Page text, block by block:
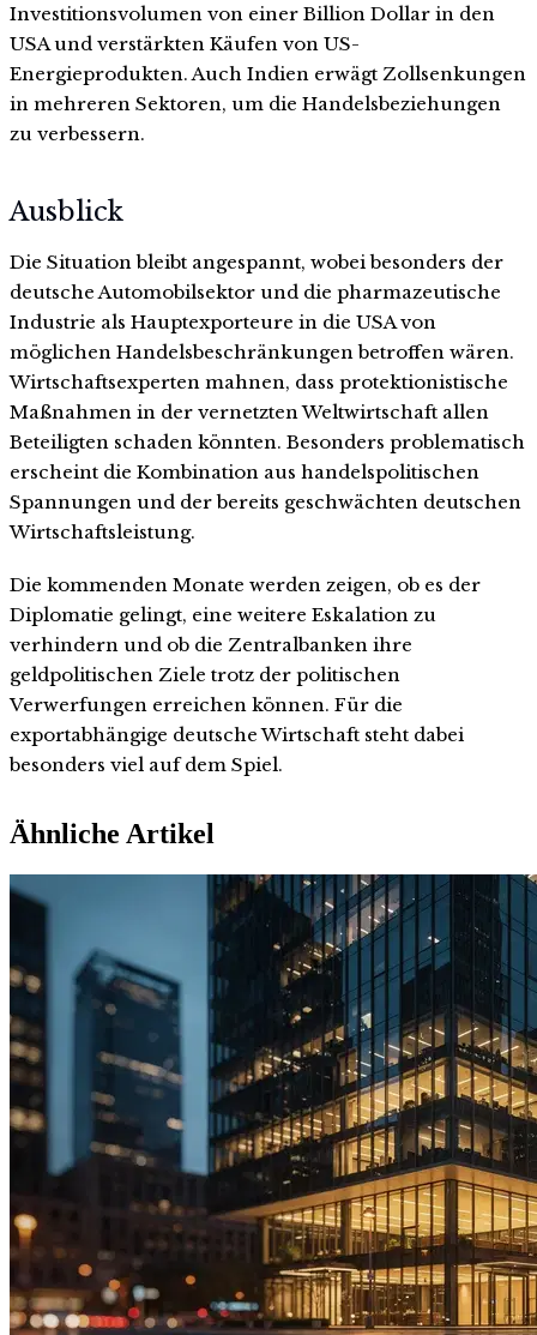
Investitionsvolumen von einer Billion Dollar in den
USA und verstärkten Käufen von US-
Energieprodukten. Auch Indien erwägt Zollsenkungen
in mehreren Sektoren, um die Handelsbeziehungen
zu verbessern.
Ausblick
Die Situation bleibt angespannt, wobei besonders der
deutsche Automobilsektor und die pharmazeutische
Industrie als Hauptexporteure in die USA von
möglichen Handelsbeschränkungen betroffen wären.
Wirtschaftsexperten mahnen, dass protektionistische
Maßnahmen in der vernetzten Weltwirtschaft allen
Beteiligten schaden könnten. Besonders problematisch
erscheint die Kombination aus handelspolitischen
Spannungen und der bereits geschwächten deutschen
Wirtschaftsleistung.
Die kommenden Monate werden zeigen, ob es der
Diplomatie gelingt, eine weitere Eskalation zu
verhindern und ob die Zentralbanken ihre
geldpolitischen Ziele trotz der politischen
Verwerfungen erreichen können. Für die
exportabhängige deutsche Wirtschaft steht dabei
besonders viel auf dem Spiel.
Ähnliche Artikel